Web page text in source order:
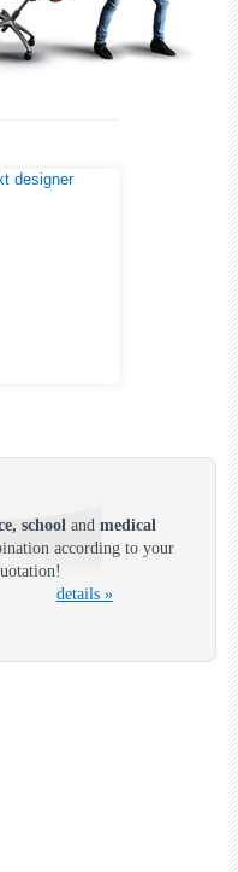
schooland medical
according to your
details »